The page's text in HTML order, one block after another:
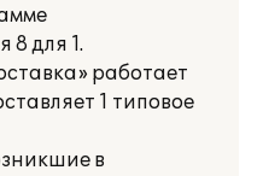
8 для 1.
работает
1 типовое
в